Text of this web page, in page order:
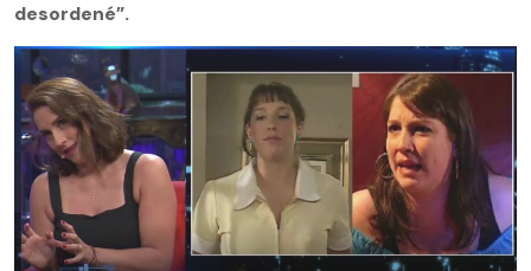
desordené”.